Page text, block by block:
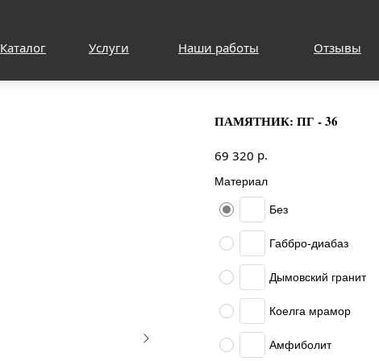
ПАМЯТНИК: ПГ - 36
69 320 р.
Материал
Без
Габбро-диабаз
Дымовский гранит
Коелга мрамор
Амфиболит
Каталог Услуги Наши работы Отзывы